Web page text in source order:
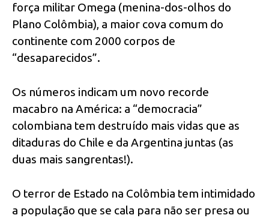
força militar Omega (menina-dos-olhos do
Plano Colômbia), a maior cova comum do
continente com 2000 corpos de
“desaparecidos”.
Os números indicam um novo recorde
macabro na América: a “democracia”
colombiana tem destruído mais vidas que as
ditaduras do Chile e da Argentina juntas (as
duas mais sangrentas!).
O terror de Estado na Colômbia tem intimidado
a população que se cala para não ser presa ou